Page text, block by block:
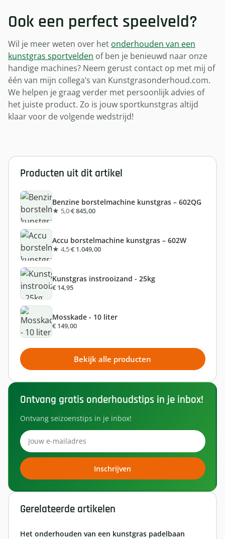
Ook een perfect speelveld?
Wil je meer weten over het onderhouden van een
kunstgras sportvelden of ben je benieuwd naar onze
handige machines? Neem gerust contact op met mij of
één van mijn collega’s van Kunstgrasonderhoud.com.
We helpen je graag verder met persoonlijk advies of
het juiste product. Zo is jouw sportkunstgras altijd
klaar voor de volgende wedstrijd!
Producten uit dit artikel
Benzine borstelmachine kunstgras – 602QG
★ 5,0·€ 845,00
Accu borstelmachine kunstgras – 602W
★ 4,5·€ 1.049,00
Kunstgras instrooizand - 25kg
€ 14,95
Mosskade - 10 liter
€ 149,00
Bekijk alle producten
Ontvang gratis onderhoudstips in je inbox!
Ontvang seizoenstips in je inbox!
Inschrijven
Gerelateerde artikelen
Het onderhouden van een kunstgras padelbaan